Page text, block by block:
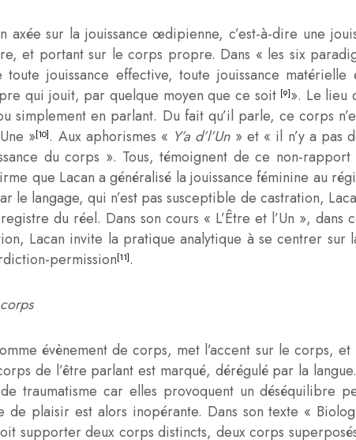
axée sur la jouissance œdipienne, c’est-à-dire une
et portant sur le corps propre. Dans « les six
toute jouissance effective, toute jouissance
qui jouit, par quelque moyen que ce soit [9]». Le lieu
en parlant. Du fait qu’il parle, ce corps
»[10]. Aux aphorismes « Y’a d’l’Un» et « il n’y a pas
du corps ». Tous, témoignent de ce non-
que Lacan a généralisé la jouissance féminine au
le langage, qui n’est pas susceptible de castration,
du réel. Dans son cours « L’Être et l’Un »,
Lacan invite la pratique analytique à se centrer sur
permission[11].
évènement de corps, met l’accent sur le corps,
de l’être parlant est marqué, dérégulé par la
traumatisme car elles provoquent un déséquilibre
plaisir est alors inopérante. Dans son texte «
supporter deux corps distincts, deux corps